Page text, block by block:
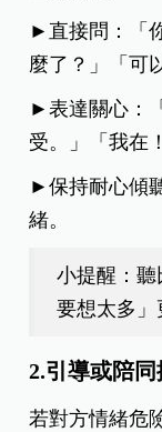
►直接問：「
麼了？」「可
►表達關心：
受。」「我在
►保持耐心傾
緒。
小提醒：
要想太多」
2.引導或陪
若對方情緒危